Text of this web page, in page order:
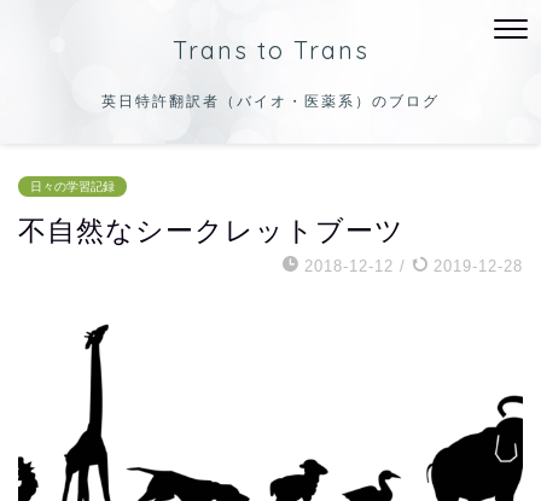
Trans to Trans
英日特許翻訳者（バイオ・医薬系）のブログ
日々の学習記録
不自然なシークレットブーツ
2018-12-12 / 2019-12-28